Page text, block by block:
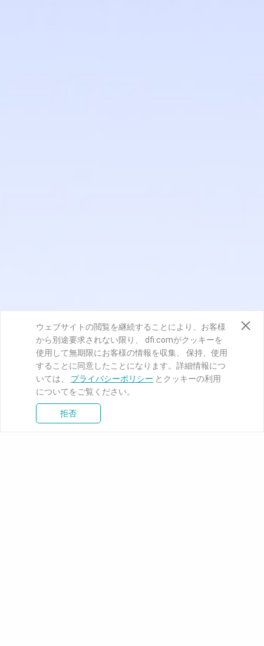
ウェブサイトの閲覧を継続することにより、お客様
から別途要求されない限り、 dfi.comがクッキーを
使用して無期限にお客様の情報を収集、 保持、使用
することに同意したことになります。詳細情報につ
いては、 プライバシーポリシー とクッキーの利用
についてをご覧ください。
拒否